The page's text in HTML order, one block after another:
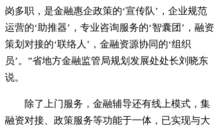
岗多职，是金融惠企政策的‘宣传队’，企业规范
运营的‘助推器’，专业咨询服务的‘智囊团’，融资
策划对接的‘联络人’，金融资源协同的‘组织
员’。”省地方金融监管局规划发展处处长刘晓东
说。
除了上门服务，金融辅导还有线上模式，集
融资对接、政策服务等功能于一体，已实现与大